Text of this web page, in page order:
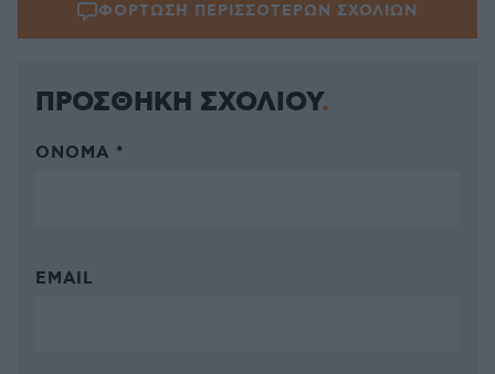
ΦΟΡΤΩΣΗ ΠΕΡΙΣΣΟΤΕΡΩΝ ΣΧΟΛΙΩΝ
ΠΡΟΣΘΗΚΗ ΣΧΟΛΙΟΥ
ΌΝΟΜΑ *
EMAIL